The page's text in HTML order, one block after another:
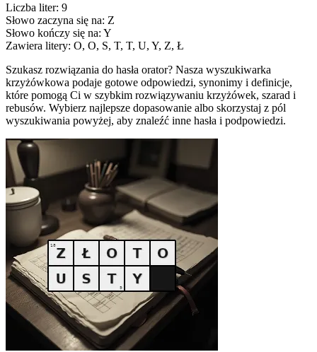
Liczba liter: 9
Słowo zaczyna się na: Z
Słowo kończy się na: Y
Zawiera litery: O, O, S, T, T, U, Y, Z, Ł
Szukasz rozwiązania do hasła orator? Nasza wyszukiwarka
krzyżówkowa podaje gotowe odpowiedzi, synonimy i definicje,
które pomogą Ci w szybkim rozwiązywaniu krzyżówek, szarad i
rebusów. Wybierz najlepsze dopasowanie albo skorzystaj z pól
wyszukiwania powyżej, aby znaleźć inne hasła i podpowiedzi.